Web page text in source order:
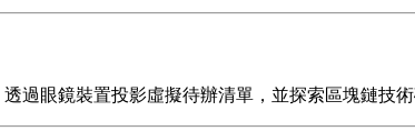
過眼鏡裝置投影虛擬待辦清單，並探索區塊鏈技